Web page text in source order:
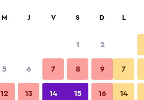
barata de precio por noche
Total noche
M J V S D
1 2
5 6 7 8 9
12 13 14 15 16
L
7
14